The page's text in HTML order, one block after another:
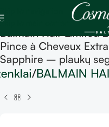
Skip to main content
Balmain Hair Limited
Pince à Cheveux
Sapphire – plaukų
BALMAIN